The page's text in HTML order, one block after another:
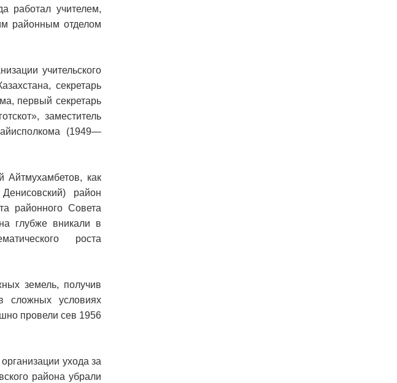
работал учителем,
районным отделом
учительского
секретарь
первый секретарь
заместитель
(1949—
Айтмухамбетов, как
район
районного Совета
глубже вникали в
роста
земель, получив
сложных условиях
провели сев 1956
ухода за
района убрали